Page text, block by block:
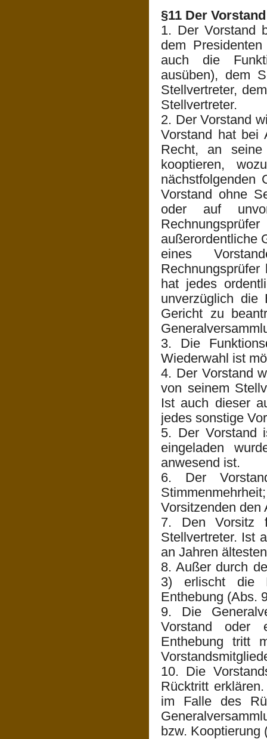
§11 Der Vorstand
1. Der Vorstand
dem
auch die
ausüben), dem
Stellvertreter,
Stellvertreter.
2. Der Vorstand
Vorstand hat bei
Recht, an
kooptieren,
nächstfolgenden
Vorstand ohne
oder auf
außerordentliche
eines
hat jedes
unverzüglich die
Gericht zu
3. Die
Wiederwahl ist
4. Der Vorstand
von seinem
Ist auch dieser
jedes sonstige
5. Der Vorstand
eingeladen
anwesend ist.
6. Der
Vorsitzenden den
7. Den Vorsitz
Stellvertreter. Ist
an Jahren
8. Außer durch
3) erlischt die
Enthebung (Abs.
9. Die
Vorstand oder
Enthebung tritt
10. Die
Rücktritt
im Falle des
bzw. Kooptierung